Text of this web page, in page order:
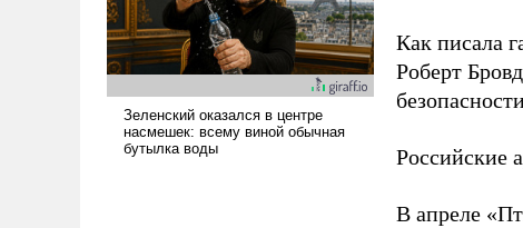
идеей.
Как писала
Роберт
Российские
В апреле